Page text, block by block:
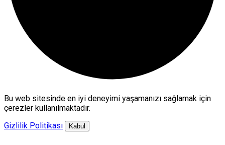
Bu web sitesinde en iyi deneyimi yaşamanızı sağlamak için
çerezler kullanılmaktadır.
Gizlilik Politikası
Kabul